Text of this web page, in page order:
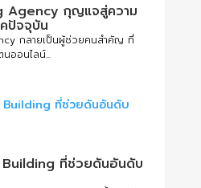
Agency กุญแจสู่ความ
ปัจจุบัน
กลายเป็นผู้ช่วยคนสำคัญ ที่
ออนไลน์...
ที่ช่วยดันอันดับ